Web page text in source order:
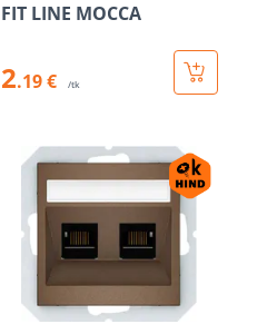
FIT LINE MOCCA
2.19 € /tk